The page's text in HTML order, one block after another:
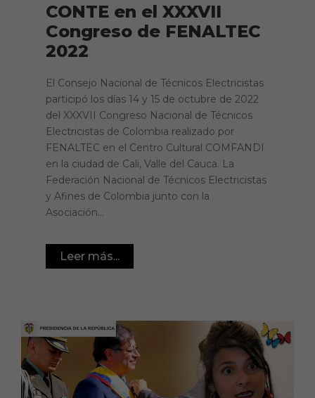
CONTE en el XXXVII
Congreso de FENALTEC
2022
El Consejo Nacional de Técnicos Electricistas
participó los días 14 y 15 de octubre de 2022
del XXXVII Congreso Nacional de Técnicos
Electricistas de Colombia realizado por
FENALTEC en el Centro Cultural COMFANDI
en la ciudad de Cali, Valle del Cauca. La
Federación Nacional de Técnicos Electricistas
y Afines de Colombia junto con la
Asociación...
Leer más...